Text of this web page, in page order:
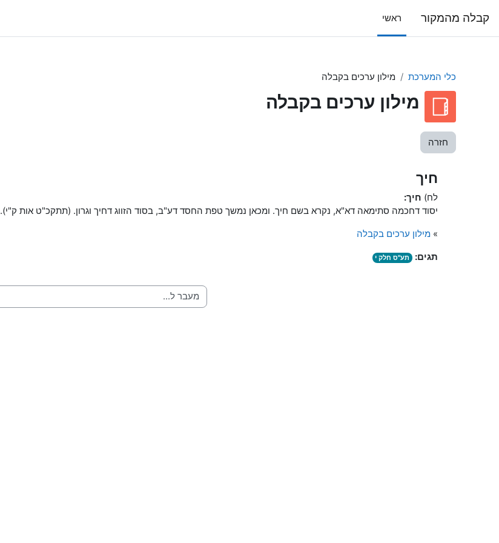
קבלה מהמקור ראשי
כלי המערכת מילון ערכים בקבלה
מילון ערכים בקבלה
חזרה
חיך
לח) חיך:
יסוד דחכמה סתימאה דא"א, נקרא בשם חיך. ומכאן נמשך טפת החסד דע"ב, בסוד הזווג דחיך וגרון. (תתקכ"ט אות ק"י).
»מילון ערכים בקבלה
תגים:
תע"ס חלק י
מעבר ל...